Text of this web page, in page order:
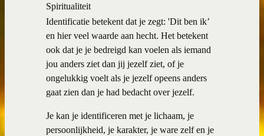
Spiritualiteit
Identificatie betekent dat je zegt: 'Dit ben ik’
en hier veel waarde aan hecht. Het betekent
ook dat je je bedreigd kan voelen als iemand
jou anders ziet dan jij jezelf ziet, of je
ongelukkig voelt als je jezelf opeens anders
gaat zien dan je had bedacht over jezelf.
Je kan je identificeren met je lichaam, je
persoonlijkheid, je karakter, je ware zelf en je